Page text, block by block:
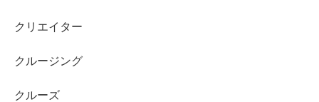
クリエイター
クルージング
クルーズ